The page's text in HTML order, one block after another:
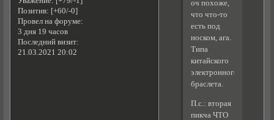
Позитив: [+60/-0]
Провел на форуме:
3 дня 19 часов
Последний визит:
21.03.2021 20:02
оч похоже,
что что-то
есть под
носком, ага.
Типа
китайского
электронного
браслета.
П.с.: вторая
пикча ЧТО